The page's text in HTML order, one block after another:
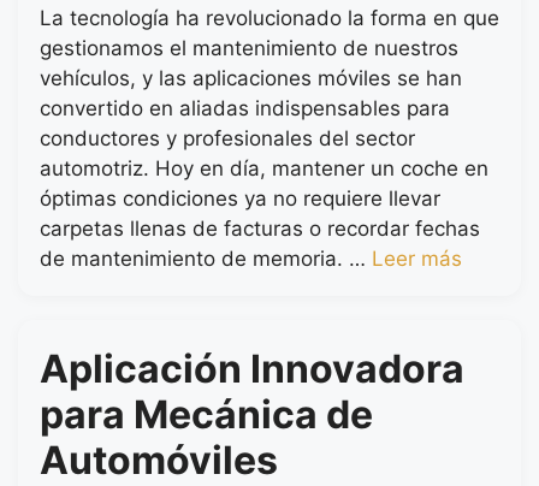
La tecnología ha revolucionado la forma en que
gestionamos el mantenimiento de nuestros
vehículos, y las aplicaciones móviles se han
convertido en aliadas indispensables para
conductores y profesionales del sector
automotriz. Hoy en día, mantener un coche en
óptimas condiciones ya no requiere llevar
carpetas llenas de facturas o recordar fechas
de mantenimiento de memoria. … Leer más
Aplicación Innovadora
para Mecánica de
Automóviles